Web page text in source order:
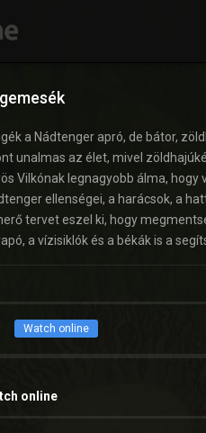
a Nádtenger apró, de bátor,
unalmas az élet, mivel
Vilkónak legnagyobb álma,
ellenségei, a harácsok, a
tervet eszel ki, hogy
a vízisiklók és a békák is a
Watch online
online